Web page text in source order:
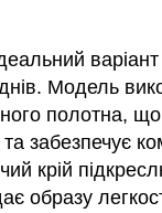
днів. Модель
полотна,
забезпечує
крій
образу